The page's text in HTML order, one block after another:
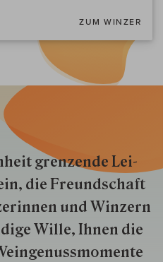
ZUM WINZER
gren­zende Lei­
die Freund­schaft
und Win­zern
Wille, Ihnen die